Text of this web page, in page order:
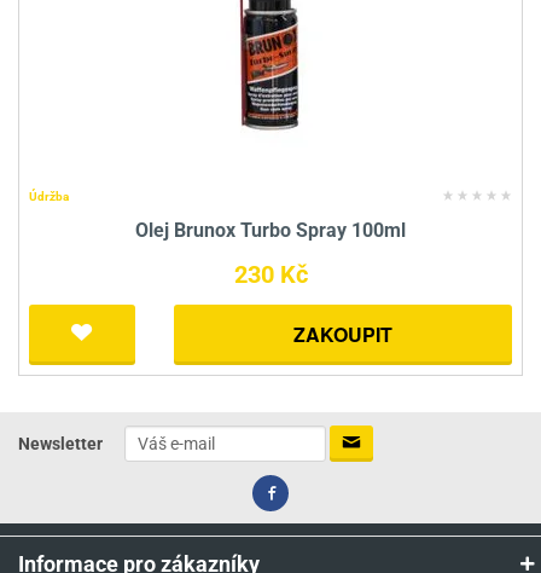
Údržba
Olej Brunox Turbo Spray 100ml
230 Kč
ZAKOUPIT
Newsletter
Informace pro zákazníky